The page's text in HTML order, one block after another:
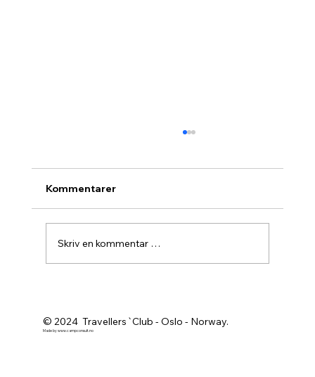
Kommentarer
Skriv en kommentar …
© 2024 Travellers`Club - Oslo - Norway.
Made bywww.campconsult.no